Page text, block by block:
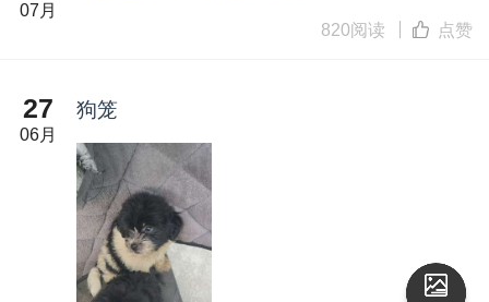
07月
820阅读 点赞
27
06月
狗笼